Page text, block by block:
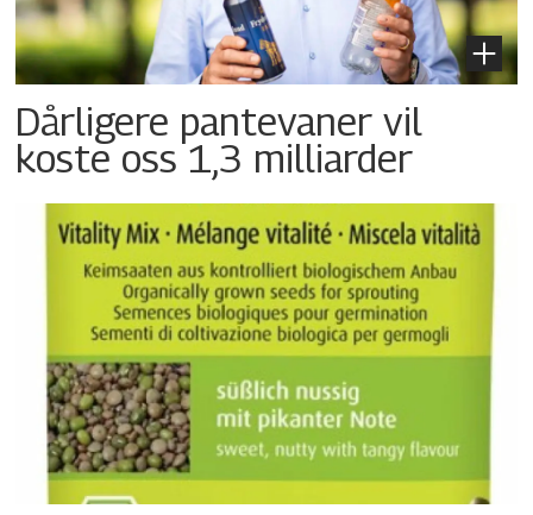
Dårligere pantevaner vil
koste oss 1,3 milliarder